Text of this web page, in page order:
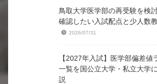
鳥取大学医学部の再受験を検
確認したい入試配点と少人数
2026/07/31
【2027年入試】医学部偏差値
一覧を国公立大学・私立大学
説